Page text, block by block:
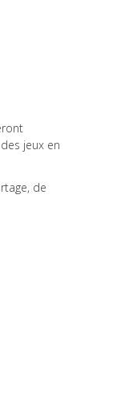
jeux en
de